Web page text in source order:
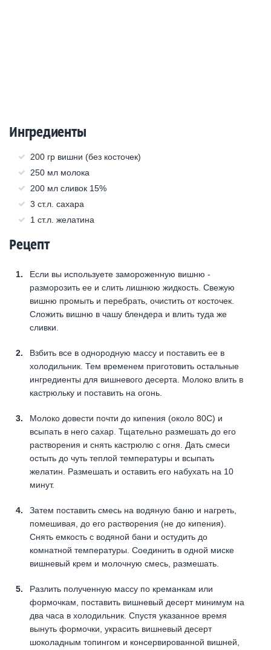
Ингредиенты
200 гр вишни (без косточек)
250 мл молока
200 мл сливок 15%
3 ст.л. сахара
1 ст.л. желатина
Рецепт
Если вы используете замороженную вишню -
разморозить ее и слить лишнюю жидкость. Свежую
вишню промыть и перебрать, очистить от косточек.
Сложить вишню в чашу блендера и влить туда же
сливки.
Взбить все в однородную массу и поставить ее в
холодильник. Тем временем приготовить остальные
ингредиенты для вишневого десерта. Молоко влить в
кастрюльку и поставить на огонь.
Молоко довести почти до кипения (около 80С) и
всыпать в него сахар. Тщательно размешать до его
растворения и снять кастрюлю с огня. Дать смеси
остыть до чуть теплой температуры и всыпать
желатин. Размешать и оставить его набухать на 10
минут.
Затем поставить смесь на водяную баню и нагреть,
помешивая, до его растворения (не до кипения).
Снять емкость с водяной бани и остудить до
комнатной температуры. Соединить в одной миске
вишневый крем и молочную смесь, размешать.
Разлить полученную массу по креманкам или
формочкам, поставить вишневый десерт минимум на
два часа в холодильник. Спустя указанное время
вынуть формочки, украсить вишневый десерт
шоколадным топингом и консервированной вишней,